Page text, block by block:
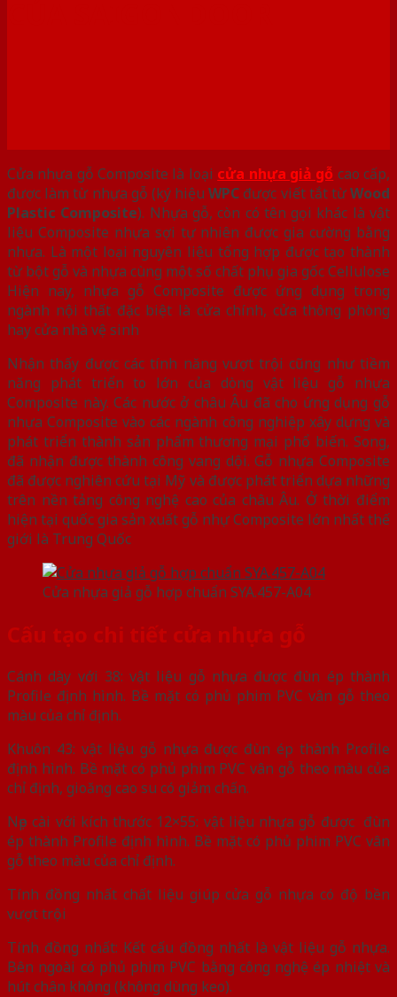
Cửa nhựa gỗ Composite là loại cửa nhựa giả gỗ cao cấp,
được làm từ nhựa gỗ (ký hiệuWPC được viết tắt từWood
Plastic Composite). Nhựa gỗ, còn có tên gọi khác là vật
liệu Composite nhựa sợi tự nhiên được gia cường bằng
nhựa. Là một loại nguyên liệu tổng hợp được tạo thành
từ bột gỗ và nhựa cùng một số chất phụ gia gốc Cellulose
Hiện nay, nhựa gỗ Composite được ứng dụng trong
ngành nội thất đặc biệt là cửa chính, cửa thông phòng
hay cửa nhà vệ sinh
Nhận thấy được các tính năng vượt trội cũng như tiềm
năng phát triển to lớn của dòng vật liệu gỗ nhựa
Composite này. Các nước ở châu Âu đã cho ứng dụng gỗ
nhựa Composite vào các ngành công nghiệp xây dựng và
phát triển thành sản phẩm thương mại phổ biến. Song,
đã nhận được thành công vang dội. Gỗ nhựa Composite
đã được nghiên cứu tại Mỹ và được phát triển dựa những
trên nền tảng công nghệ cao của châu Âu. Ở thời điểm
hiện tại quốc gia sản xuất gỗ nhự Composite lớn nhất thế
giới là Trung Quốc
Cửa nhựa giả gỗ hợp chuẩn SYA.457-A04
Cấu tạo chi tiết cửa nhựa gỗ
Cánh dày với 38: vật liệu gỗ nhựa được đùn ép thành
Profile định hình. Bề mặt có phủ phim PVC vân gỗ theo
màu của chỉ định.
Khuôn 43: vật liệu gỗ nhựa được đùn ép thành Profile
định hình. Bề mặt có phủ phim PVC vân gỗ theo màu của
chỉ định, gioăng cao su có giảm chấn.
Nẹp cài với kích thước 12×55: vật liệu nhựa gỗ được đùn
ép thành Profile định hình. Bề mặt có phủ phim PVC vân
gỗ theo màu của chỉ định.
Tính đồng nhất chất liệu giúp cửa gỗ nhựa có độ bền
vượt trội
Tính đồng nhất: Kết cấu đồng nhất là vật liệu gỗ nhựa.
Bên ngoài có phủ phim PVC bằng công nghệ ép nhiệt và
hút chân không (không dùng keo).